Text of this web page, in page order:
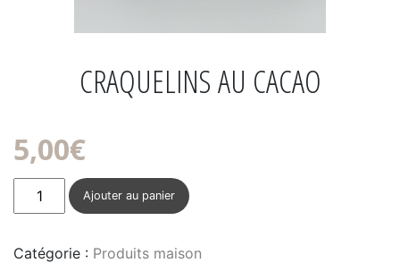
CRAQUELINS AU CACAO
5,00€
quantité
de
au
Ajouter au panier
Catégorie : Produits maison